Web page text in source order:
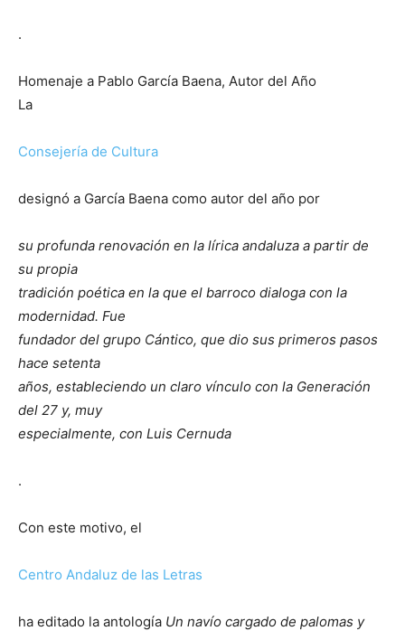
.
Homenaje a Pablo García Baena, Autor del Año
La
Consejería de Cultura
designó a García Baena como autor del año por
su profunda renovación en la lírica andaluza a partir de
su propia
tradición poética en la que el barroco dialoga con la
modernidad. Fue
fundador del grupo Cántico, que dio sus primeros pasos
hace setenta
años, estableciendo un claro vínculo con la Generación
del 27 y, muy
especialmente, con Luis Cernuda
.
Con este motivo, el
Centro Andaluz de las Letras
ha editado la antología Un navío cargado de palomas y